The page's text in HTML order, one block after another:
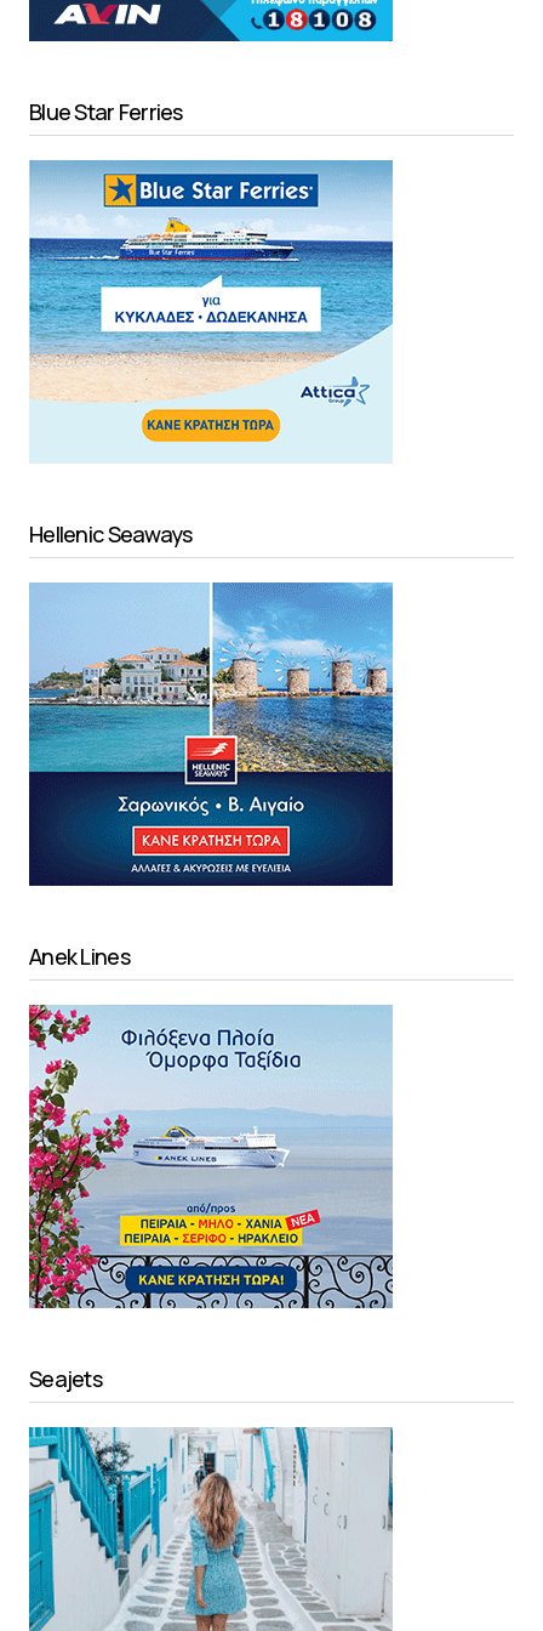
Blue Star Ferries
Hellenic Seaways
Anek Lines
Seajets